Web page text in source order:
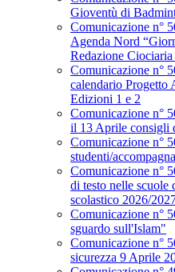
Gioventù di
Comunicazione n°
Agenda Nord
Redazione
Comunicazione n°
calendario Progetto
Edizioni 1 e 2
Comunicazione n°
il 13 Aprile consigli
Comunicazione n°
studenti/
Comunicazione n°
di testo nelle scuole
scolastico 2026/
Comunicazione n°
sguardo sull'Islam"
Comunicazione n°
sicurezza 9 Aprile